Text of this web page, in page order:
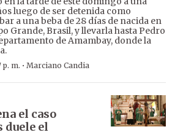
luego de ser detenida como
a una beba de 28 días de nacida en
Grande, Brasil, y llevarla hasta Pedro
de Amambay, donde la
p. m. · Marciano Candia
el caso
duele el